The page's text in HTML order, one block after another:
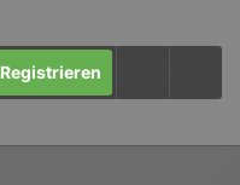
Registrieren